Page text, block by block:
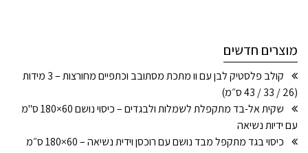
מוצרים חדשים
קולב פלסטיק לבן עם וו מתכת מסתובב וכתפיים מחורצות – 3 מידות
(26 / 33 / 43 ס״מ)
שקית אל-בד מתקפלת לשמלות ולבגדים – כיסוי נושם 60×180 ס"מ
עם ידיות נשיאה
כיסוי בגד מתקפל מבד נושם עם רוכסן וידית נשיאה – 60×180 ס״מ